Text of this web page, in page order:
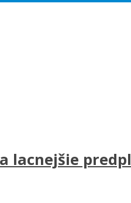
lacnejšie